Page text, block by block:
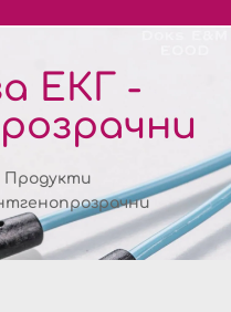
ЕКГ -
Продукти